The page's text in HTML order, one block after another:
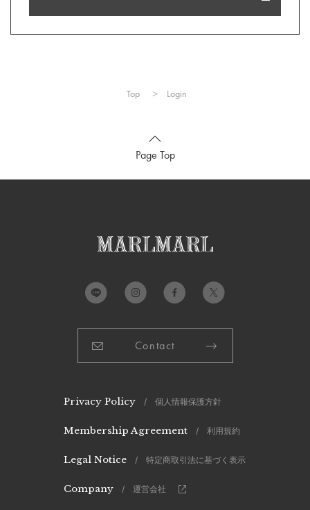
Top Login
Page Top
Contact
Privacy Policy / 個人情報保護方針
Membership Agreement / 利用規約
Legal Notice / 特定商取引法に基づく表示
Company / 運営会社